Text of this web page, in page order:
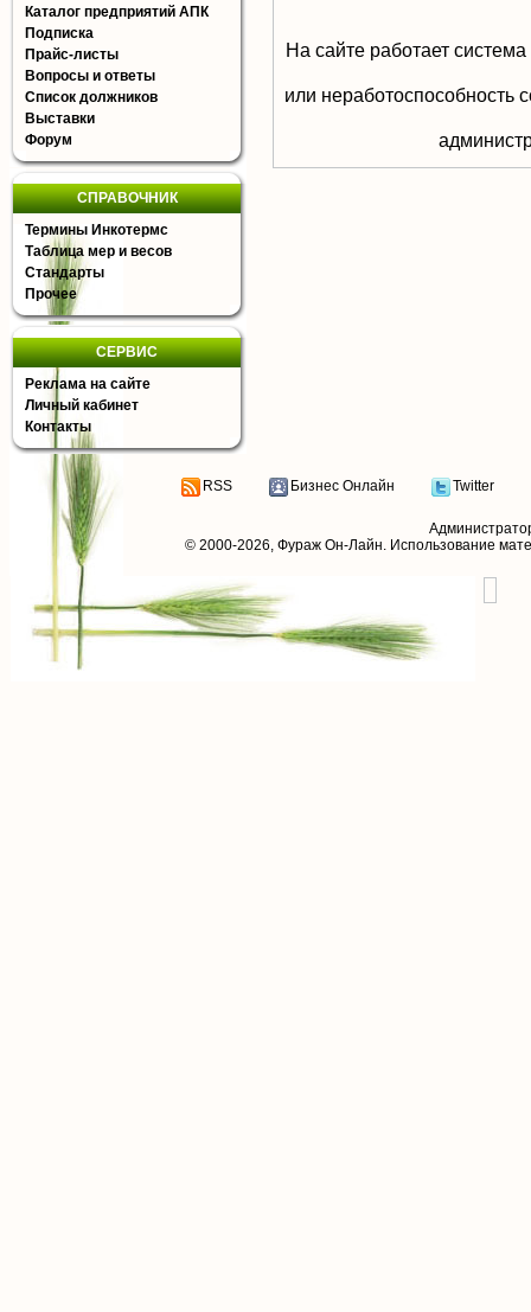
Каталог предприятий АПК
Подписка
Прайс-листы
Вопросы и ответы
Список должников
Выставки
Форум
СПРАВОЧНИК
Термины Инкотермс
Таблица мер и весов
Стандарты
Прочее
СЕРВИС
Реклама на сайте
Личный кабинет
Контакты
На сайте работает
или неработоспособность
RSS Бизнес Онлайн Twitter
© 2000-2026, Фураж Он-Лайн. Использование